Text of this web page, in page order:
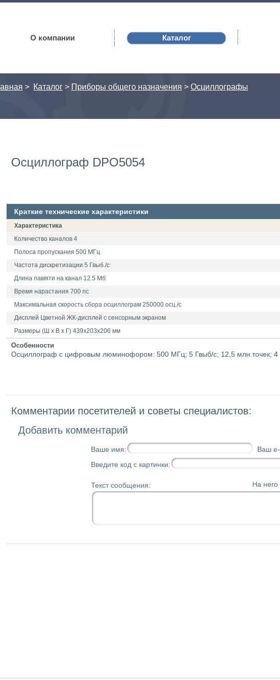
О компании Каталог
> Каталог > Приборы общего назначения > Осциллографы
Осциллограф DPO5054
Краткие технические характеристики
Характеристика
Количество каналов 4
Полоса пропускания 500 МГц
Частота дискретизации 5 Гвыб./с
Длина памяти на канал 12.5 Мб
Время нарастания 700 пс
Максимальная скорость сбора осциллограм 250000 осц./с
Дисплей Цветной ЖК-дисплей с сенсорным экраном
Размеры (Ш х В х Г) 439х203х206 мм
Особенности
Осциллограф с цифровым люминофором: 500 МГц; 5 Гвыб/с; 12,5 млн.точек; 4
Комментарии посетителей и советы специалистов:
Добавить комментарий
Ваше имя:
Ваш
Введите код с картинки:
Текст сообщения:
На него